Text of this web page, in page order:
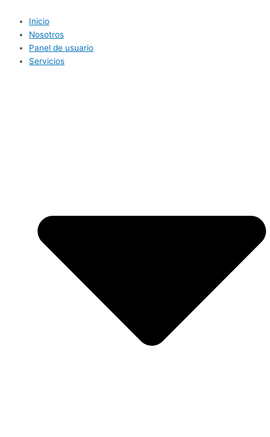
Inicio
Nosotros
Panel de usuario
Servicios